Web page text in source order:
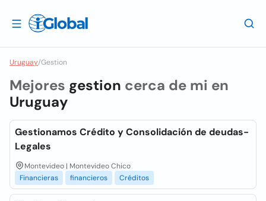
Uruguay/Gestion
Mejores gestion cerca de mi en
Uruguay
Gestionamos Crédito y Consolidación de deudas-
Legales
Montevideo | Montevideo Chico
Financieras
financieros Créditos